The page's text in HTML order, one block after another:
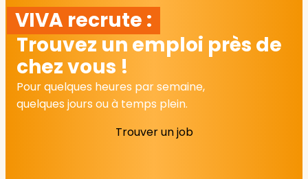
VIVA recrute :
Trouvez un emploi près de
chez vous !
Pour quelques heures par semaine,
quelques jours ou à temps plein.
Trouver un job